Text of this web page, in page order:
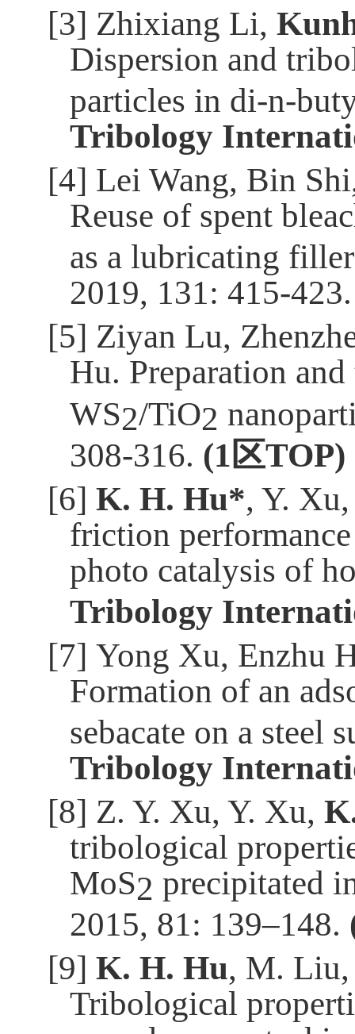
[3] Zhixiang Li,
Dispersion and
particles in di-n-
Tribology
[4] Lei Wang, Bin
Reuse of spent
as a lubricating
2019, 131: 415-423.
[5] Ziyan Lu,
Hu. Preparation
WS2/TiO2
308-316. (1区TOP)
[6] K. H. Hu*, Y.
friction
photo catalysis of
Tribology
[7] Yong Xu, Enzhu
Formation of an
sebacate on a steel
Tribology
[8] Z. Y. Xu, Y. Xu,
tribological
MoS2 precipitated
2015, 81: 139–148.
[9] K. H. Hu, M. Liu,
Tribological